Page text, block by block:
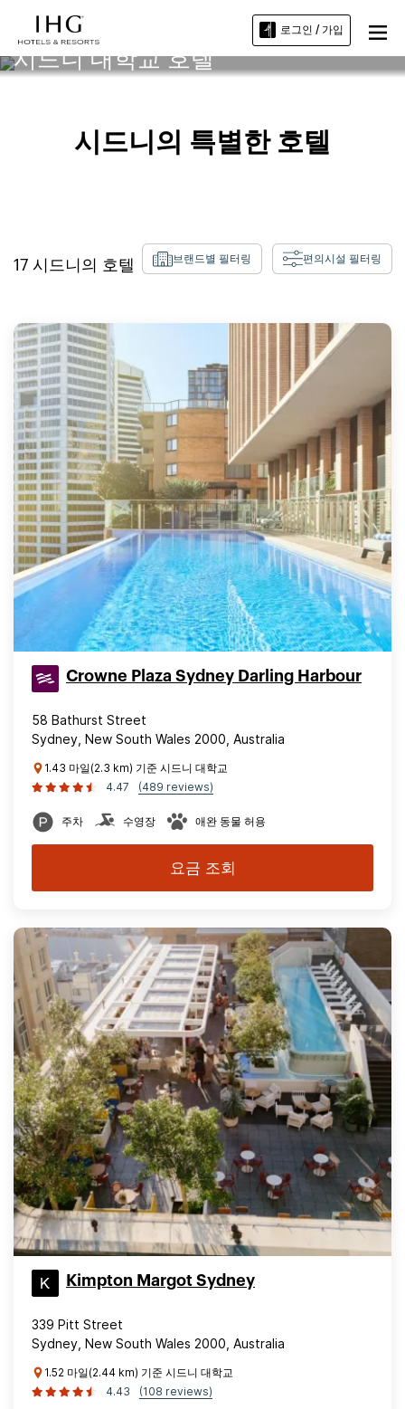
로그인 / 가입
시드니 대학교 호텔
시드니의 특별한 호텔
17 시드니 의 호텔 브랜드별 필터링 편의시설 필터링
Crowne Plaza Sydney Darling Harbour
58 Bathurst Street
Sydney, New South Wales 2000, Australia
1.43 마일(2.3 km) 기준 시드니 대학교
4.47
(489 reviews)
주차 수영장 애완 동물 허용
요금 조회
Kimpton Margot Sydney
339 Pitt Street
Sydney, New South Wales 2000, Australia
1.52 마일(2.44 km) 기준 시드니 대학교
4.43
(108 reviews)